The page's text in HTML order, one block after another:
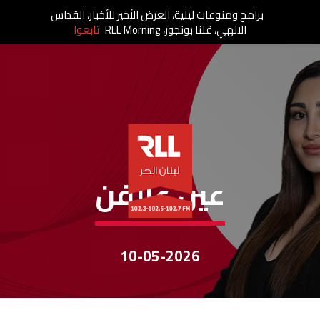
عين عالفن
عين عالفن
10-05-2026
برامج ومنوعات ليلية، العرض الأخير للأخبار، القداس
الالهي، قلنا بونجور، RLL Morning تابعوا